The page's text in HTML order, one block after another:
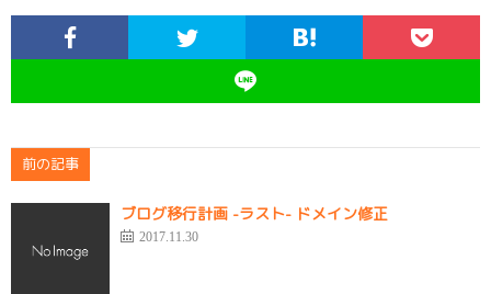
前の記事
ブログ移行計画 -ラスト- ドメイン修正
2017.11.30